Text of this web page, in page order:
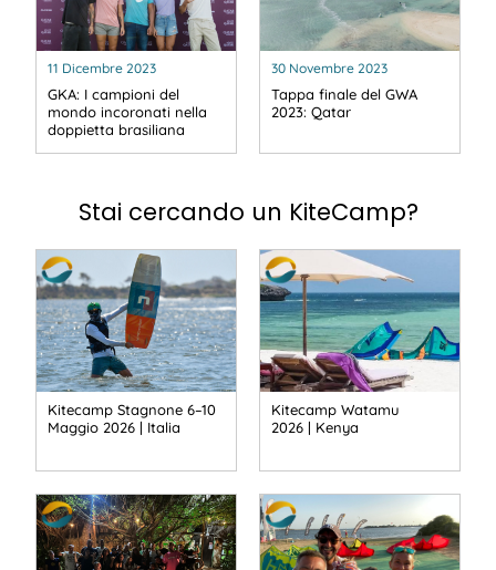
11 Dicembre 2023
GKA: I campioni del
mondo incoronati nella
doppietta brasiliana
30 Novembre 2023
Tappa finale del GWA
2023: Qatar
Stai cercando un KiteCamp?
Kitecamp Stagnone 6–10
Maggio 2026 | Italia
Kitecamp Watamu
2026 | Kenya